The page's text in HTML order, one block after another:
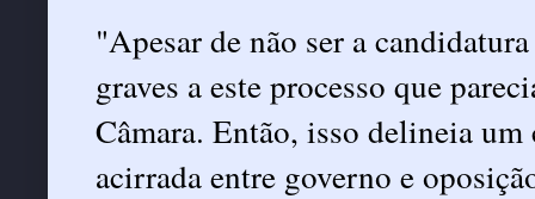
"Apesar de não ser a
graves a este processo que
Câmara. Então, isso delineia
acirrada entre governo e